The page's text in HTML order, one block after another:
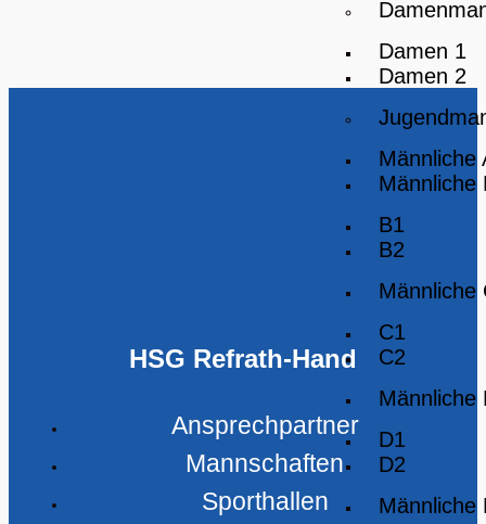
Damen 1
Damen 2
Männliche
Männliche
B1
B2
Männliche
C1
C2
Männliche
D1
D2
Männliche
HSG Refrath-Hand
Ansprechpartner
Mannschaften
Sporthallen